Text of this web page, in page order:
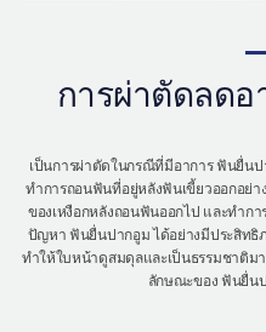
let-me-inการผ่าตัดลด
เป็นการผ่าตัดในกรณีที่มีอาการ ฟันยื่น
ทำการถอนฟันที่อยู่หลังฟันเขี้ยวออกอย่า
ของเหงือกหลังถอนฟันออกไป และทำก
ปัญหา ฟันยื่นปากอูม ได้อย่างมีประสิทธิ
ทำให้ใบหน้าดูสมดุลและเป็นธรรมชาติม
ลักษณะของ ฟันยื่น